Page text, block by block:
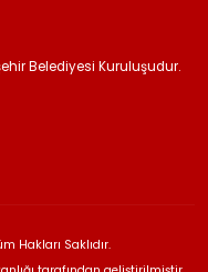
Belediyesi Kuruluşudur.
Hakları Saklıdır.